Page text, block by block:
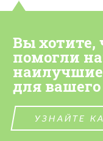
Вы
помогли
для
УЗНАЙТЕ